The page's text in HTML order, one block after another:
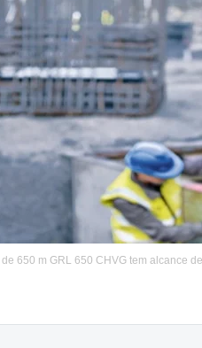
650 m GRL 650 CHVG tem alcance